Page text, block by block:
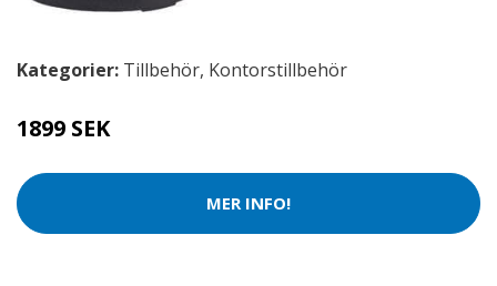
Kategorier: Tillbehör, Kontorstillbehör
1899 SEK
MER INFO!